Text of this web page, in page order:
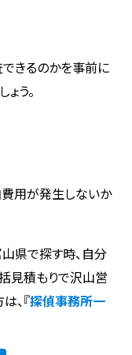
できるのかを事前に
う。
用が発生しないか
県で探す時、自分
見積もりで沢山営
、『探偵事務所一